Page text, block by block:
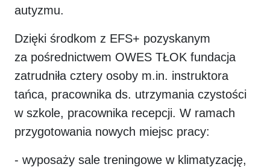
autyzmu.
Dzięki środkom z EFS+ pozyskanym
za pośrednictwem OWES TŁOK fundacja
zatrudniła cztery osoby m.in. instruktora
tańca, pracownika ds. utrzymania czystości
w szkole, pracownika recepcji. W ramach
przygotowania nowych miejsc pracy:
- wyposaży sale treningowe w klimatyzację,